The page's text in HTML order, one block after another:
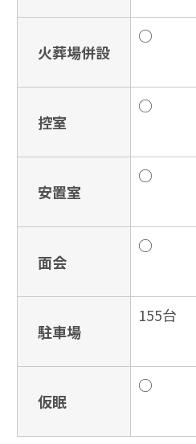
火葬場併設
○
控室
○
安置室
○
面会
○
駐車場
155台
仮眠
○